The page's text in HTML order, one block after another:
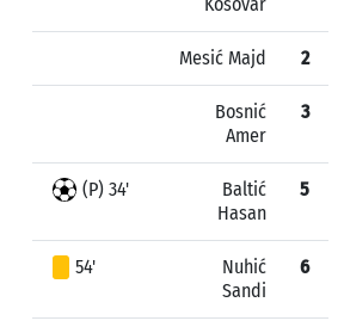
Mesić Majd 2
Bosnić
Amer
3
(P) 34'
Baltić
Hasan
5
54'
Nuhić
Sandi
6